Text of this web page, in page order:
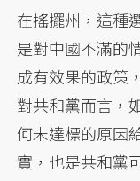
在搖擺州，這種
是對中國不滿的
成有效果的政策
對共和黨而言，
何未達標的原因
實，也是共和黨